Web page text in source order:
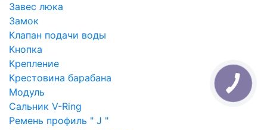
Завес люка
Замок
Клапан подачи воды
Кнопка
Крепление
Крестовина барабана
Модуль
Сальник V-Ring
Ремень профиль " J "